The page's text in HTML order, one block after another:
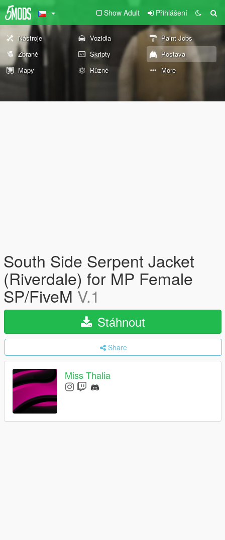
Show Adult Přihlášení
Nástroje Vozidla
Paint Jobs
Zbraně
Skripty
Postava
Mapy
Různé More
South Side Serpent Jacket
(Riverdale) for MP Female
SP/FiveM V.1
Stáhnout
Share
Miss Thalia